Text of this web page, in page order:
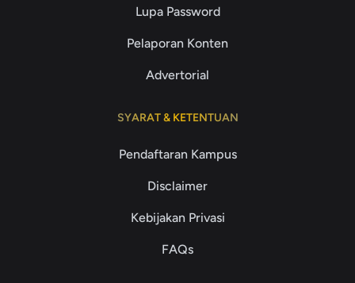
Lupa Password
Pelaporan Konten
Advertorial
SYARAT & KETENTUAN
Pendaftaran Kampus
Disclaimer
Kebijakan Privasi
FAQs